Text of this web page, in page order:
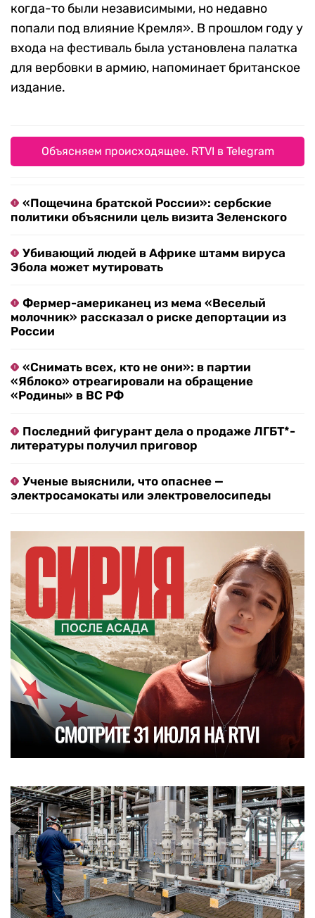
когда-то были независимыми, но недавно
попали под влияние Кремля». В прошлом году у
входа на фестиваль была установлена ​​палатка
для вербовки в армию, напоминает британское
издание.
Объясняем происходящее. RTVI в Telegram
«Пощечина братской России»: сербские
политики объяснили цель визита Зеленского
Убивающий людей в Африке штамм вируса
Эбола может мутировать
Фермер-американец из мема «Веселый
молочник» рассказал о риске депортации из
России
«Снимать всех, кто не они»: в партии
«Яблоко» отреагировали на обращение
«Родины» в ВС РФ
Последний фигурант дела о продаже ЛГБТ*-
литературы получил приговор
Ученые выяснили, что опаснее —
электросамокаты или электровелосипеды